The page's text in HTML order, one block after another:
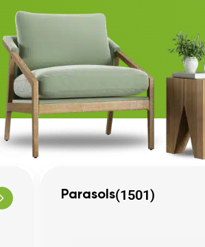
Parasols(1501)